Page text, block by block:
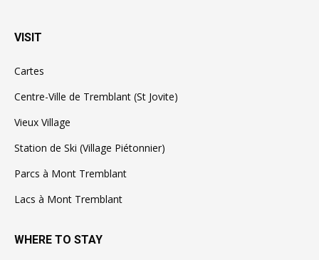
VISIT
Cartes
Centre-Ville de Tremblant (St Jovite)
Vieux Village
Station de Ski (Village Piétonnier)
Parcs à Mont Tremblant
Lacs à Mont Tremblant
WHERE TO STAY